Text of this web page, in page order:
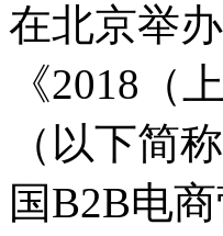
在北京举
《2018（
（以下简
国B2B电